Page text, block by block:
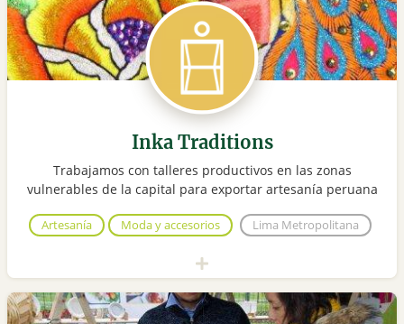
Inka Traditions
Trabajamos con talleres productivos en las zonas
vulnerables de la capital para exportar artesanía peruana
Artesanía Moda y accesorios Lima Metropolitana